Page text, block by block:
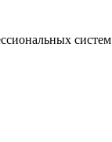
систем